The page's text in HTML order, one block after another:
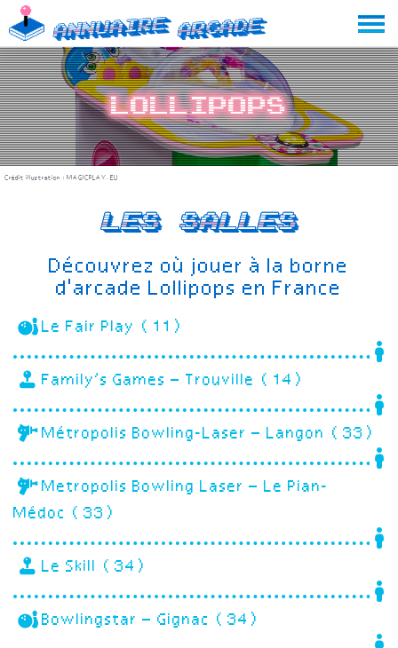
Skip
to
content
Annuaire Arcade
Crédit illustration : MAGICPLAY.EU
Lollipops
Les salles
Découvrez où jouer à la borne
d'arcade Lollipops en France
Le Fair Play (11)
Family’s Games – Trouville (14)
Métropolis Bowling-Laser – Langon (33)
Metropolis Bowling Laser – Le Pian-
Médoc (33)
Le Skill (34)
Bowlingstar – Gignac (34)